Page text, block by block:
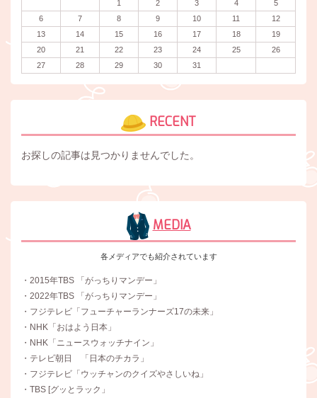
1
2 3 4
5
6
7 8 9 10 11
12
13
14 15 16 17 18
19
20
21 22 23 24 25
26
27
28 29 30 31
RECENT
お探しの記事は見つかりませんでした。
MEDIA
各メディアでも紹介されています
・2015年TBS 「がっちりマンデー」
・2022年TBS 「がっちりマンデー」
・フジテレビ「フューチャーランナーズ17の未来」
・NHK「おはよう日本」
・NHK「ニュースウォッチナイン」
・テレビ朝日 「日本のチカラ」
・フジテレビ「ウッチャンのクイズやさしいね」
・TBS [グッとラック」